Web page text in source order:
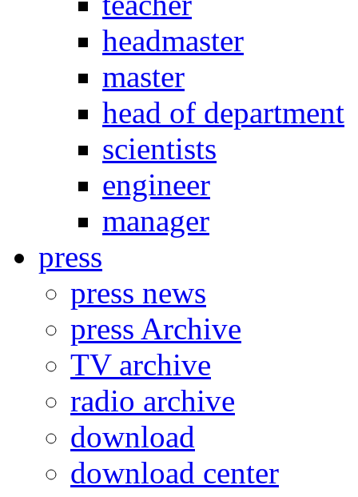
headmaster
master
head of department
scientists
engineer
manager
press
press news
press Archive
TV archive
radio archive
download
download center